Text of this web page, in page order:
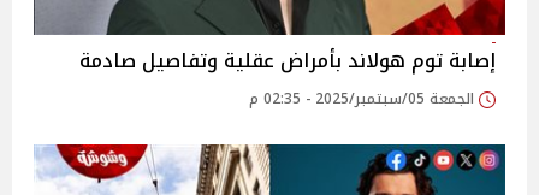
إصابة توم هولاند بأمراض عقلية وتفاصيل صادمة
الجمعة 05/سبتمبر/2025 - 02:35 م